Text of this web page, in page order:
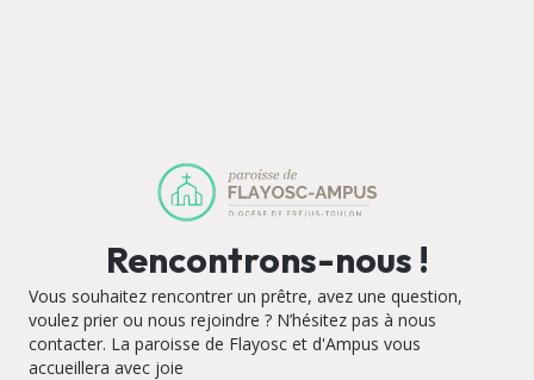
Rencontrons-nous !
Vous souhaitez rencontrer un prêtre, avez une question,
voulez prier ou nous rejoindre ? N’hésitez pas à nous
contacter. La paroisse de Flayosc et d'Ampus vous
accueillera avec joie